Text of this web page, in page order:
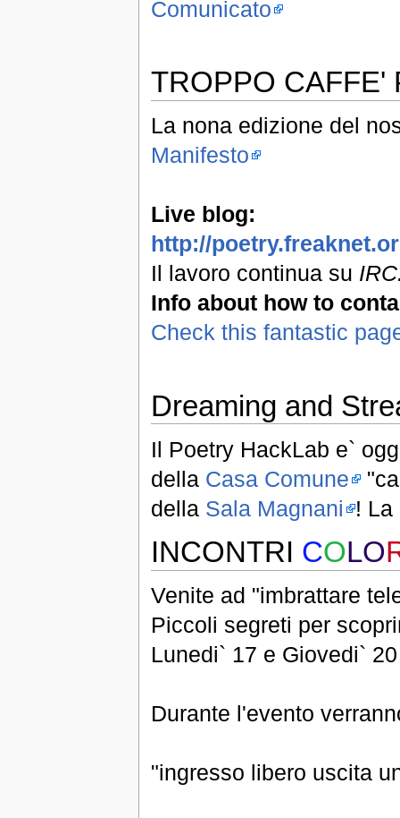
Comunicato
TROPPO CAFFE'
La nona edizione del
Manifesto
Live blog:
http://
Il lavoro continua su
Info about how to
Check this fantastic
Dreaming and
Il Poetry HackLab e`
della Casa Comune
della Sala Magnani ! La
INCONTRI COLO
Venite ad "imbrattare
Piccoli segreti per
Lunedi` 17 e Giovedi`
Durante l'evento
"ingresso libero uscita